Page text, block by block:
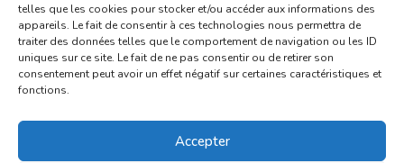
telles que les cookies pour stocker et/ou accéder aux informations des
appareils. Le fait de consentir à ces technologies nous permettra de
traiter des données telles que le comportement de navigation ou les ID
uniques sur ce site. Le fait de ne pas consentir ou de retirer son
consentement peut avoir un effet négatif sur certaines caractéristiques et
fonctions.
Accepter
du 4 au 11 septembre :
pharmacie Carnus (rue Marcellin-
du 11 au 14 septembre :
pharmacie Dupont (place de la